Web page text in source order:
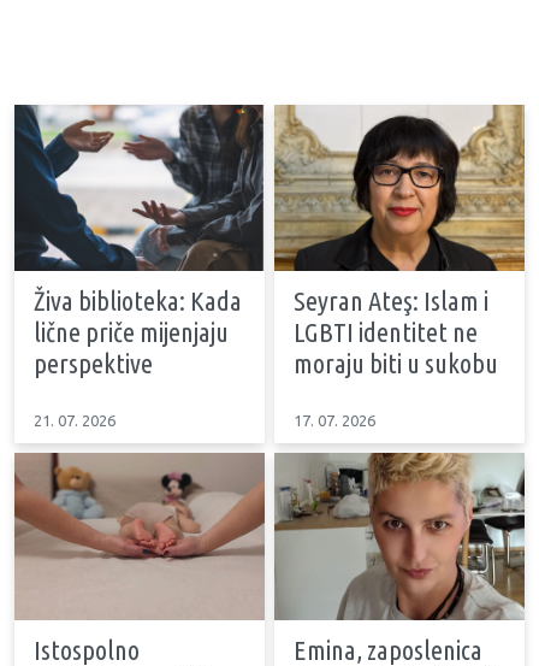
Živa biblioteka: Kada
lične priče mijenjaju
perspektive
21. 07. 2026
Seyran Ateş: Islam i
LGBTI identitet ne
moraju biti u sukobu
17. 07. 2026
Istospolno
Emina, zaposlenica